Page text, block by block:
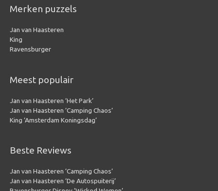
Merken puzzels
Jan van Haasteren
King
Ravensburger
Meest populair
Jan van Haasteren ‘Het Park’
Jan van Haasteren ‘Camping Chaos’
King ‘Amsterdam Koningsdag’
Beste Reviews
Jan van Haasteren ‘Camping Chaos’
Jan van Haasteren ‘De Autospuiterij’